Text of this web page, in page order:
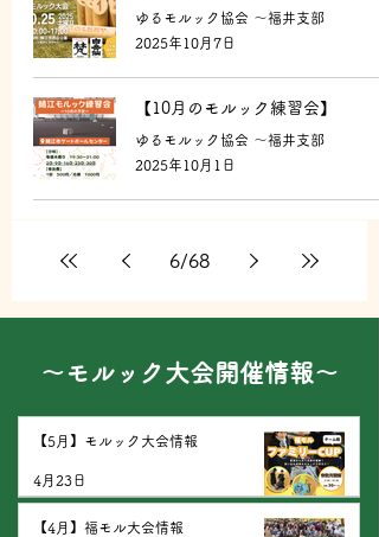
ゆるモルック協会 〜福井支部
2025年10月7日
【10月のモルック練習会】
ゆるモルック協会 〜福井支部
2025年10月1日
6/68
​～モルック大会開催情報～
【5月】モルック大会情報
4月23日
【4月】福モル大会情報